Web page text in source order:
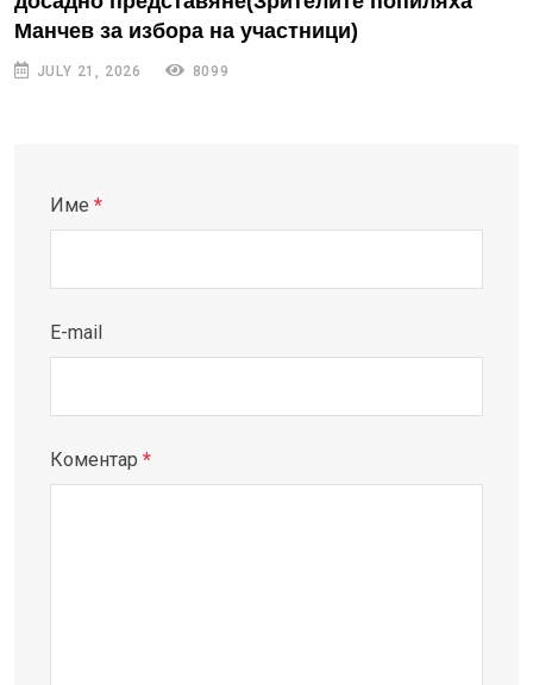
Манчев за избора на участници)
JULY 21, 2026 8099
Име *
E-mail
Коментар *